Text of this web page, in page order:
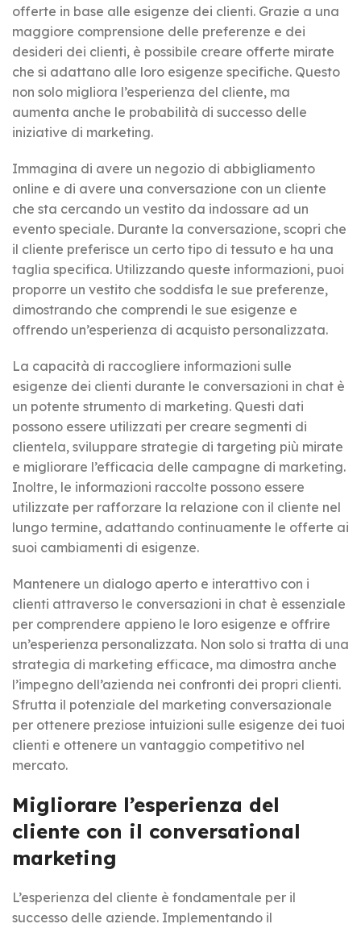
offerte in base alle esigenze dei clienti. Grazie a una
maggiore comprensione delle preferenze e dei
desideri dei clienti, è possibile creare offerte mirate
che si adattano alle loro esigenze specifiche. Questo
non solo migliora l’esperienza del cliente, ma
aumenta anche le probabilità di successo delle
iniziative di marketing.
Immagina di avere un negozio di abbigliamento
online e di avere una conversazione con un cliente
che sta cercando un vestito da indossare ad un
evento speciale. Durante la conversazione, scopri che
il cliente preferisce un certo tipo di tessuto e ha una
taglia specifica. Utilizzando queste informazioni, puoi
proporre un vestito che soddisfa le sue preferenze,
dimostrando che comprendi le sue esigenze e
offrendo un’esperienza di acquisto personalizzata.
La capacità di raccogliere informazioni sulle
esigenze dei clienti durante le conversazioni in chat è
un potente strumento di marketing. Questi dati
possono essere utilizzati per creare segmenti di
clientela, sviluppare strategie di targeting più mirate
e migliorare l’efficacia delle campagne di marketing.
Inoltre, le informazioni raccolte possono essere
utilizzate per rafforzare la relazione con il cliente nel
lungo termine, adattando continuamente le offerte ai
suoi cambiamenti di esigenze.
Mantenere un dialogo aperto e interattivo con i
clienti attraverso le conversazioni in chat è essenziale
per comprendere appieno le loro esigenze e offrire
un’esperienza personalizzata. Non solo si tratta di una
strategia di marketing efficace, ma dimostra anche
l’impegno dell’azienda nei confronti dei propri clienti.
Sfrutta il potenziale del marketing conversazionale
per ottenere preziose intuizioni sulle esigenze dei tuoi
clienti e ottenere un vantaggio competitivo nel
mercato.
Migliorare l’esperienza del
cliente con il conversational
marketing
L’esperienza del cliente è fondamentale per il
successo delle aziende. Implementando il